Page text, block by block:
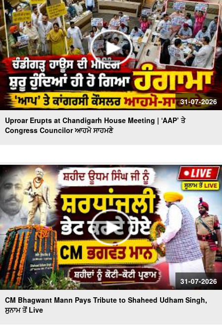
31-07-2026
Uproar Erupts at Chandigarh House Meeting | ‘AAP’ ਤੇ
Congress Councilor ਆਹਮੋ ਸਾਹਮਣੇ
31-07-2026
CM Bhagwant Mann Pays Tribute to Shaheed Udham Singh,
ਸੁਨਾਮ ਤੋਂ Live